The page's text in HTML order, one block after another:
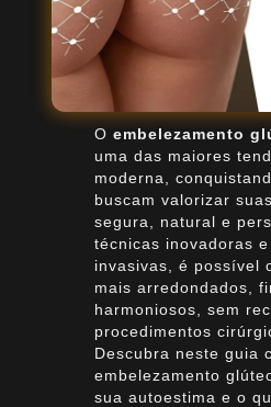
O embelezamento
uma das maiores
moderna,
buscam valorizar
segura, natural e
técnicas inovadoras
invasivas, é possível
mais arredondados,
harmoniosos, sem
procedimentos
Descubra neste guia
embelezamento
sua autoestima e o